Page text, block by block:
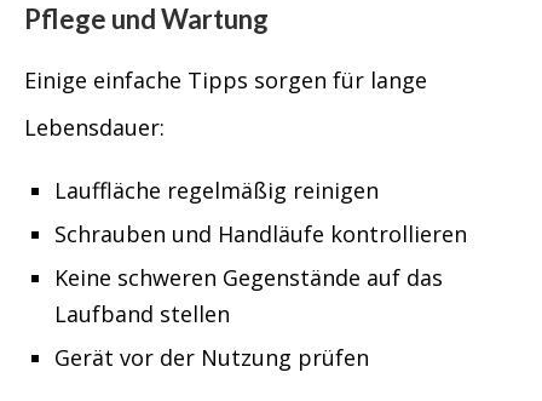
Pflege und Wartung
Einige einfache Tipps sorgen für lange
Lebensdauer:
Lauffläche regelmäßig reinigen
Schrauben und Handläufe kontrollieren
Keine schweren Gegenstände auf das
Laufband stellen
Gerät vor der Nutzung prüfen